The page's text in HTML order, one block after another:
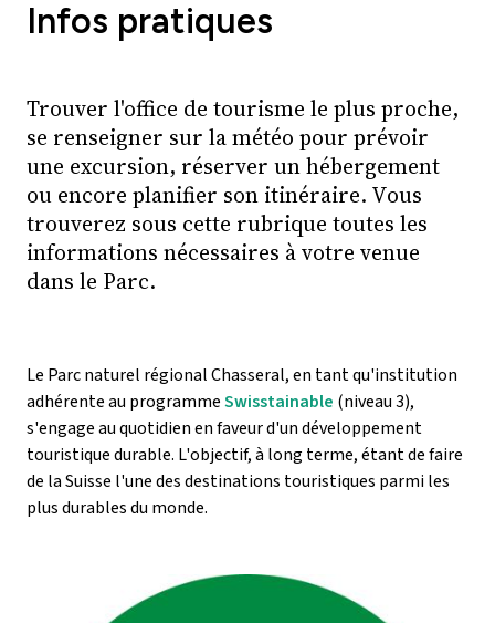
Infos pratiques
Trouver l'office de tourisme le plus proche,
se renseigner sur la météo pour prévoir
une excursion, réserver un hébergement
ou encore planifier son itinéraire. Vous
trouverez sous cette rubrique toutes les
informations nécessaires à votre venue
dans le Parc.
Le Parc naturel régional Chasseral, en tant qu'institution
adhérente au programmeSwisstainable (niveau 3),
s'engage au quotidien en faveur d'un développement
touristique durable. L'objectif, à long terme, étant de faire
de la Suisse l'une des destinations touristiques parmi les
plus durables du monde.